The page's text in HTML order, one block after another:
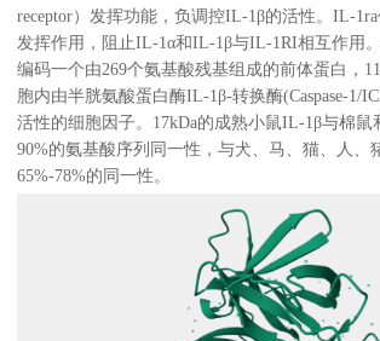
公司介绍 专利/荣誉
联系我们 公司新闻
代理商查询
receptor）发挥功能，负调控IL-1β的活性。IL-
发挥作用，阻止IL-1α和IL-1β与IL-1RI相互作用
编码一个由269个氨基酸残基组成的前体蛋白，
胞内由半胱氨酸蛋白酶IL-1β-转换酶(Caspase-1/
活性的细胞因子。17kDa的成熟小鼠IL-1β与棉
90%的氨基酸序列同一性，与犬、马、猫、人、
65%-78%的同一性。